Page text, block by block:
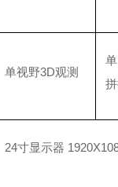
单视野3D观测
24寸显示器